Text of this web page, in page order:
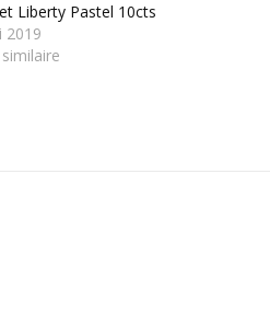
Liberty Pastel 10cts
2019